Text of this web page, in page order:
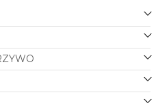
tworzywa,
lekki i wygodny nawet
koperty również to
zegarkowi
czyli okrągły, to
praktycznie do